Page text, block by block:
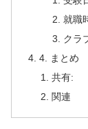
就職
クラ
4. まとめ
共有:
関連